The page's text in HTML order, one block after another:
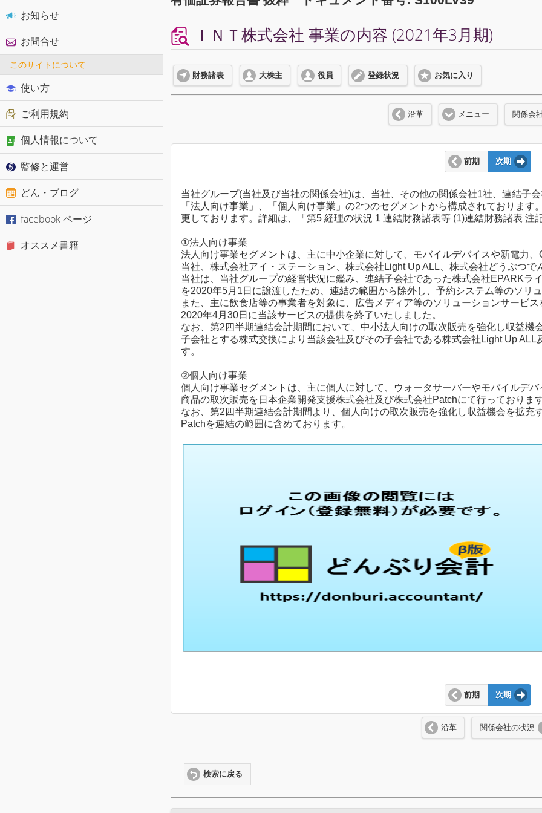
ＩＮＴ株式会社 事業の内容 (2021年3月期)
財務諸表 大株主 役員 登録状況 お気に入り
沿革 メニュー 関係会
前期 次期
当社グループ(当社及び当社の関係会社)は、当社、その他の関係会社1社、連結子
「法人向け事業」、「個人向け事業」の2つのセグメントから構成されておりま
更しております。詳細は、「第5 経理の状況 1 連結財務諸表等 (1)連結財務諸表 注
①法人向け事業
法人向け事業セグメントは、主に中小企業に対して、モバイルデバイスや新電力
当社、株式会社アイ・ステーション、株式会社Light Up ALL、株式会社どうぶつ
当社は、当社グループの経営状況に鑑み、連結子会社であった株式会社EPARKラ
を2020年5月1日に譲渡したため、連結の範囲から除外し、予約システム等のソリ
また、主に飲食店等の事業者を対象に、広告メディア等のソリューションサービ
2020年4月30日に当該サービスの提供を終了いたしました。
なお、第2四半期連結会計期間において、中小法人向けの取次販売を強化し収益
子会社とする株式交換により当該会社及びその子会社である株式会社Light Up
す。
②個人向け事業
個人向け事業セグメントは、主に個人に対して、ウォータサーバーやモバイルデ
商品の取次販売を日本企業開発支援株式会社及び株式会社Patchにて行っておりま
なお、第2四半期連結会計期間より、個人向けの取次販売を強化し収益機会を拡
Patchを連結の範囲に含めております。
前期 次期
沿革 関係会社の状況
検索に戻る
お知らせ
お問合せ
このサイトについて
使い方
ご利用規約
個人情報について
監修と運営
どん・ブログ
facebook ページ
オススメ書籍